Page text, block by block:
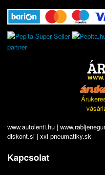
partner
www.autolenti.hu |
diskont.si | xxl-pneumatiky.sk
Kapcsolat